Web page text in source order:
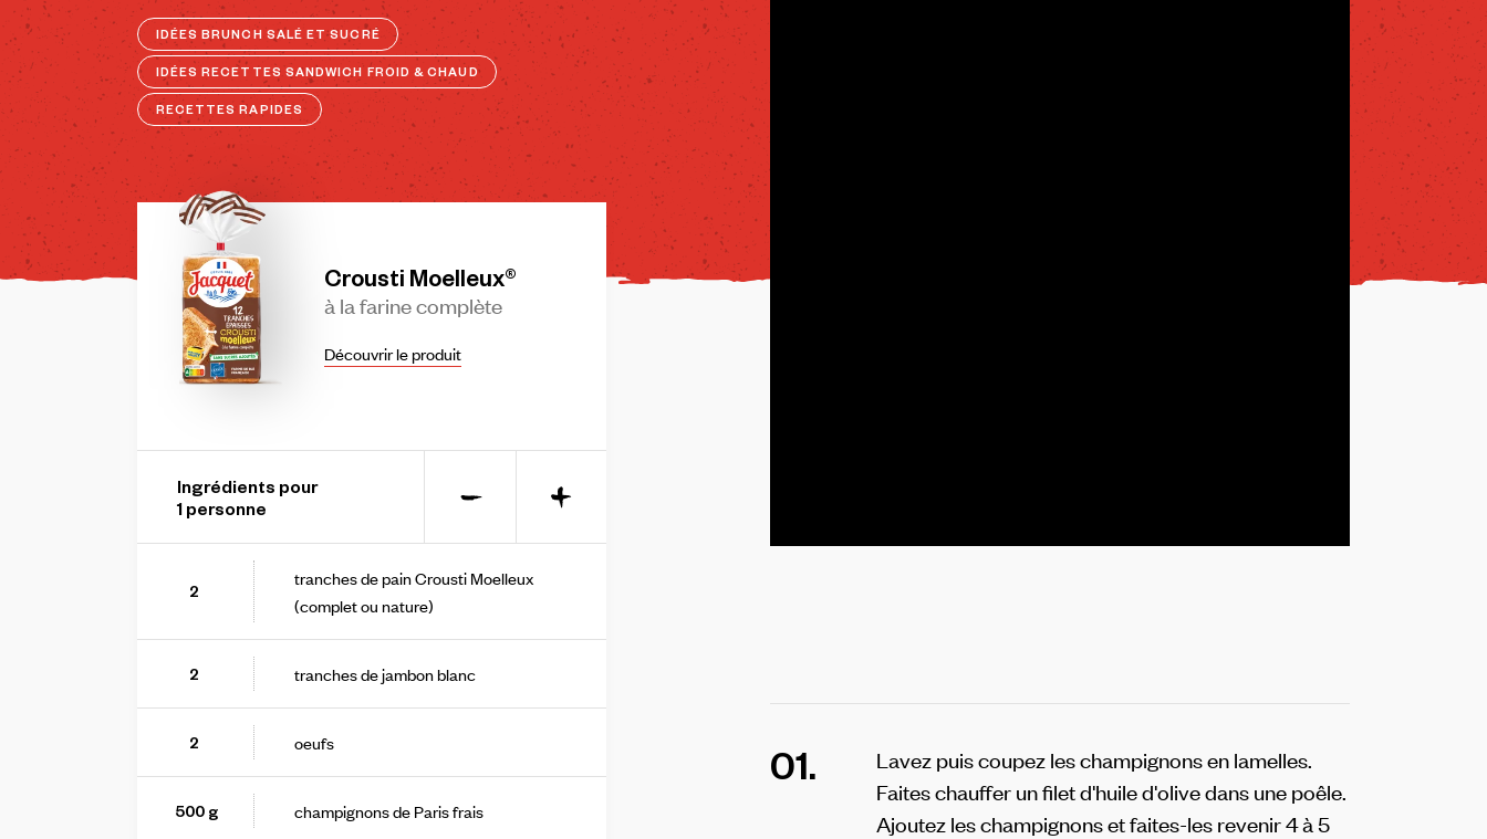
IDÉES BRUNCH SALÉ ET SUCRÉ
IDÉES RECETTES SANDWICH FROID & CHAUD
RECETTES RAPIDES
Crousti Moelleux®
à la farinecomplète
Découvrir le produit
Ingrédients pour
1personne - +
2
tranches de pain Crousti Moelleux
(complet ou nature)
2 tranches de jambon blanc
2 oeufs
500g champignons de Paris frais
01.
Lavez puis coupez les champignons en lamelles.
Faites chauffer un filet d'huile d'olive dans une poêle.
Ajoutez les champignons et faites-les revenir 4 à 5